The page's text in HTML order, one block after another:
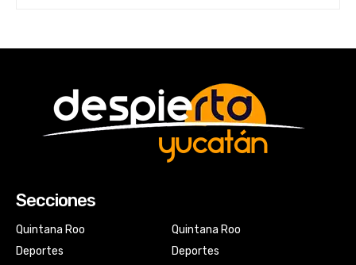
Secciones
Quintana Roo
Deportes
Quintana Roo
Deportes